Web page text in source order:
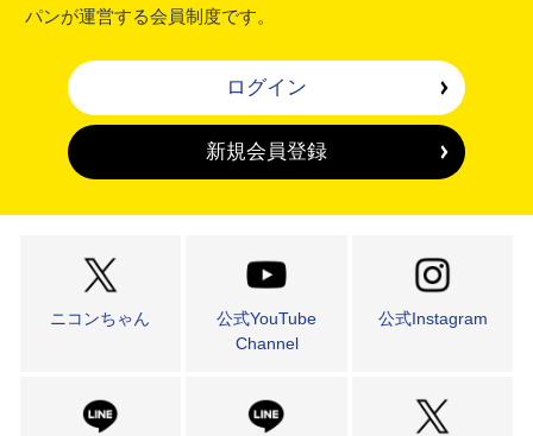
パンが運営する会員制度です。
ログイン
新規会員登録
ニコンちゃん
公式YouTube
Channel
公式Instagram